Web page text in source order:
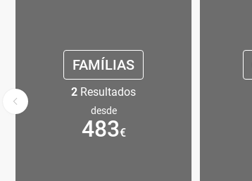
FAMÍLIAS
2 Resultados
desde
483€